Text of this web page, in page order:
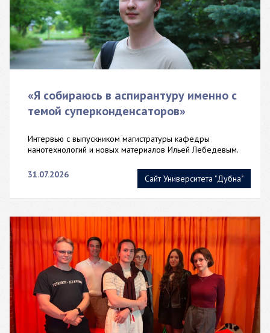
Сайт Университета "Дубна"
«Я собираюсь в аспирантуру именно с
темой суперконденсаторов»
Интервью с выпускником магистратуры кафедры
нанотехнологий и новых материалов Ильей Лебедевым.
31.07.2026